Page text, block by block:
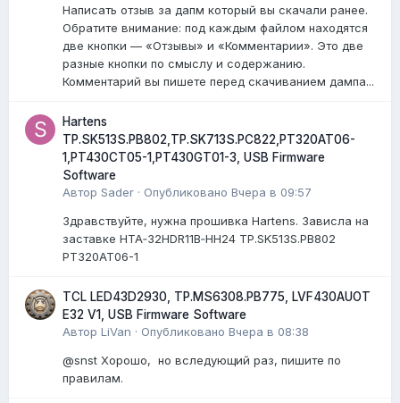
Написать отзыв за дапм который вы скачали ранее.
Обратите внимание: под каждым файлом находятся
две кнопки — «Отзывы» и «Комментарии». Это две
разные кнопки по смыслу и содержанию.
Комментарий вы пишете перед скачиванием дампа...
Hartens
TP.SK513S.PB802,TP.SK713S.PC822,PT320AT06-
1,PT430CT05-1,PT430GT01-3, USB Firmware
Software
Автор Sader · Опубликовано Вчера в 09:57
Здравствуйте, нужна прошивка Hartens. Зависла на
заставке HTA‑32HDR11B‑HH24 TP.SK513S.PB802
PT320AT06-1
TCL LED43D2930, TP.MS6308.PB775, LVF430AUOT
E32 V1, USB Firmware Software
Автор LiVan · Опубликовано Вчера в 08:38
@snst Хорошо, но вследующий раз, пишите по
правилам.